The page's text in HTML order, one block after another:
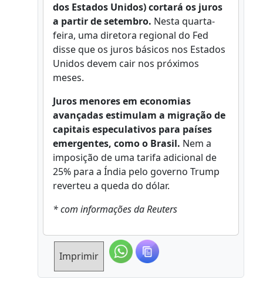
dos Estados Unidos) cortará os juros
a partir de setembro. Nesta quarta-
feira, uma diretora regional do Fed
disse que os juros básicos nos Estados
Unidos devem cair nos próximos
meses.
Juros menores em economias
avançadas estimulam a migração de
capitais especulativos para países
emergentes, como o Brasil. Nem a
imposição de uma tarifa adicional de
25% para a Índia pelo governo Trump
reverteu a queda do dólar.
* com informações da Reuters
Imprimir